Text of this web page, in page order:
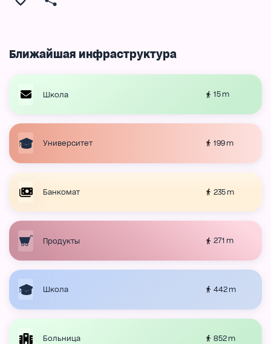
Ближайшая инфраструктура
Школа 15 m
Университет 199 m
Банкомат 235 m
Продукты 271 m
Школа 442 m
Больница 852 m